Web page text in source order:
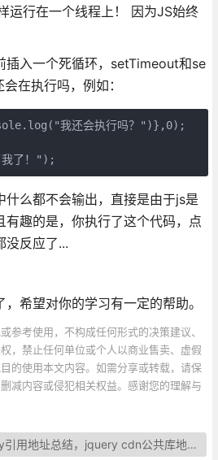
运行在一个线程上！ 因为JS始终
插入一个死循环，setTimeout和se
在执行吗，例如：
我还会执行吗？")},0);
了！");
什么都不会输出，直接是由于js是
有趣的是，你执行了这个代码，点
没反应了...
希望对你的学习有一定的帮助。
参考使用，不构成任何形式的决策建议、
，禁止任何单位或个人以商业售卖、虚假
的使用本文内容。如需分享或转载，请保
减内容或侵犯相关权益。感谢您的理解与
用地址总结，jquery cdn公共库地址总汇